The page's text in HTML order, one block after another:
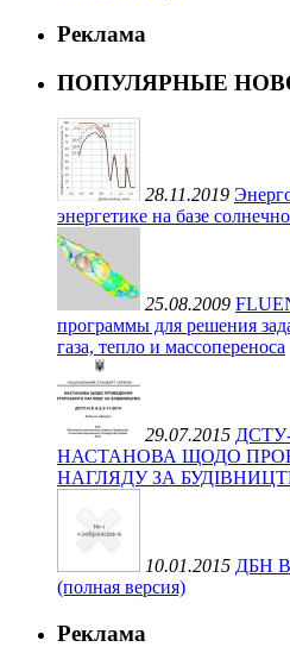
Реклама
ПОПУЛЯРНЫЕ
28.11.2019
энергетике на базе
25.08.2009
программы для решения
газа, тепло и массопереноса
29.07.2015 ДСТУ-
НАСТАНОВА ЩОДО
НАГЛЯДУ ЗА
10.01.2015 ДБН
(полная версия)
Реклама